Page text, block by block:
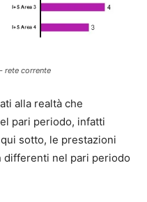
rete corrente
alla realtà che
pari periodo, infatti
sotto, le prestazioni
differenti nel pari periodo